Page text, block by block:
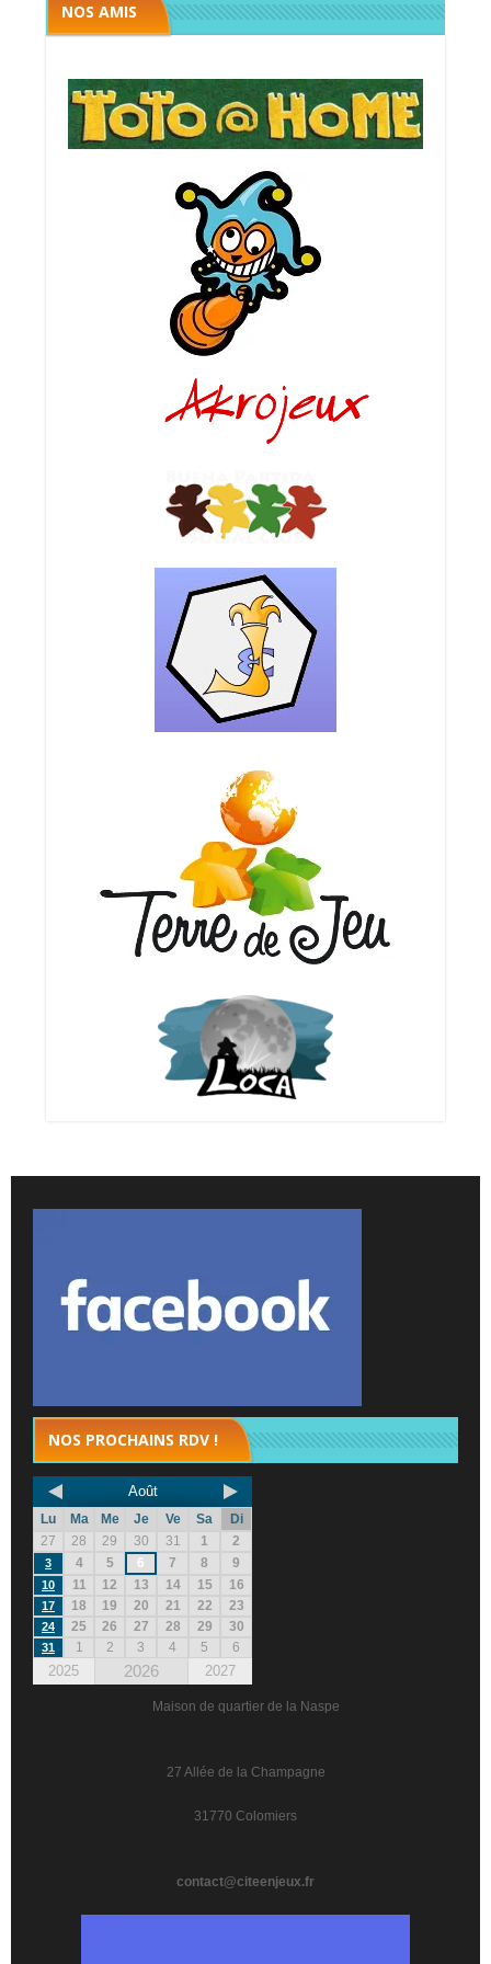
NOS AMIS
NOS PROCHAINS RDV !
Août
Lu Ma Me Je Ve Sa
Di
27
28 29 30 31 1 2
3 4 5 6 7 8 9
10 11 12 13 14 15 16
17 18 19 20 21 22 23
24 25 26 27 28 29 30
31 1 2 3 4 5 6
2025 2026 2027
Maison de quartier de la Naspe
27 Allée de la Champagne
31770 Colomiers
contact@citeenjeux.fr